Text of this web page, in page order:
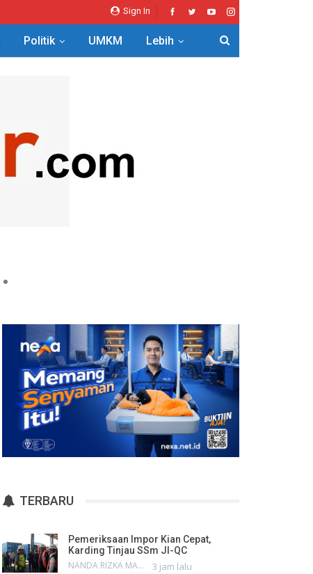
Sign In
Politik UMKM Lebih
TERBARU
Pemeriksaan Impor Kian Cepat,
Karding Tinjau SSm JI-QC
NANDA RIZKA MAHENDRA 3 jam lalu